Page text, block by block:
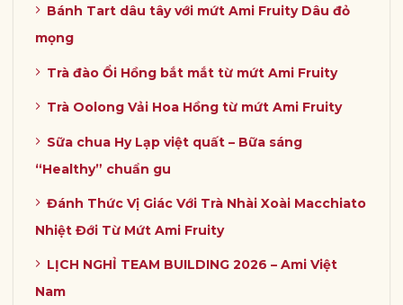
Bánh Tart dâu tây với mứt Ami Fruity Dâu đỏ
mọng
Trà đào Ổi Hồng bắt mắt từ mứt Ami Fruity
Trà Oolong Vải Hoa Hồng từ mứt Ami Fruity
Sữa chua Hy Lạp việt quất – Bữa sáng
“Healthy” chuẩn gu
Đánh Thức Vị Giác Với Trà Nhài Xoài Macchiato
Nhiệt Đới Từ Mứt Ami Fruity
LỊCH NGHỈ TEAM BUILDING 2026 – Ami Việt
Nam